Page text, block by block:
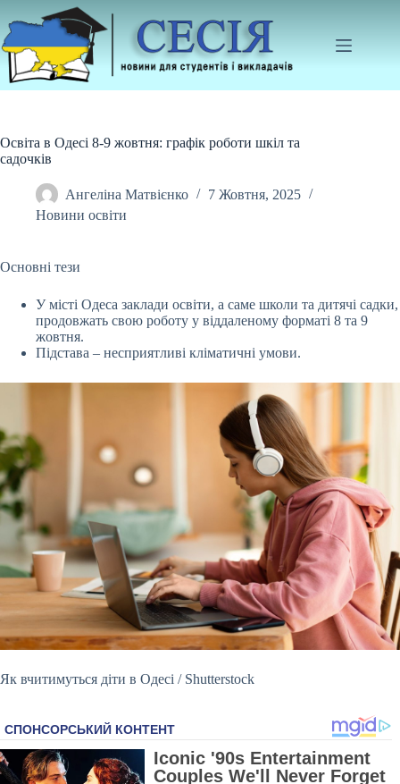
до
вмісту
Освіта в Одесі 8-9 жовтня: графік роботи шкіл та
садочків
Ангеліна Матвієнко
7 Жовтня, 2025
Новини освіти
Основні тези
У місті Одеса заклади освіти, а саме школи та дитячі садки,
продовжать свою роботу у віддаленому форматі 8 та 9
жовтня.
Підстава – несприятливі кліматичні умови.
Як вчитимуться діти в Одесі / Shutterstock